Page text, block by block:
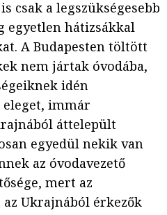
csak a legszükségesebb
hátizsákkal
A Budapesten töltött
nem jártak óvodába,
idén
eleget, immár
áttelepült
egyedül nekik van
az óvodavezető
mert az
Ukrajnából érkezők